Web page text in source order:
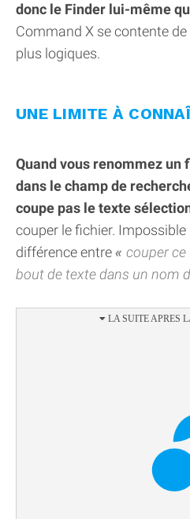
donc le Finder lui-même
Command X se contente
plus logiques.
UNE LIMITE À
Quand vous renommez un
dans le champ de
coupe pas le texte
couper le fichier.
différence entre
couper ce
bout de texte dans un nom